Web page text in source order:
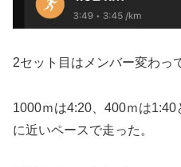
2セット目はメンバー変わっ
1000ｍは4:20、400ｍは
に近いペースで走った。